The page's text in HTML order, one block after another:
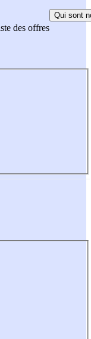
des offres
Qui sont